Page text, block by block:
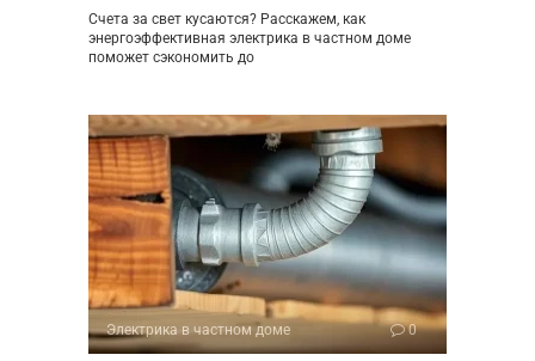
Счета за свет кусаются? Расскажем, как
энергоэффективная электрика в частном доме
поможет сэкономить до
Электрика в частном доме 0